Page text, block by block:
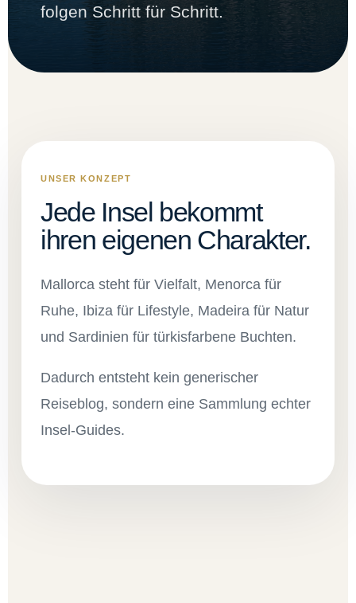
folgen Schritt für Schritt.
UNSER KONZEPT
Jede Insel bekommt
ihren eigenen Charakter.
Mallorca steht für Vielfalt, Menorca für
Ruhe, Ibiza für Lifestyle, Madeira für Natur
und Sardinien für türkisfarbene Buchten.
Dadurch entsteht kein generischer
Reiseblog, sondern eine Sammlung echter
Insel-Guides.